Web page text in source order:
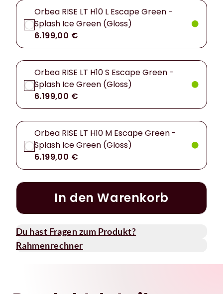
Orbea RISE LT H10 L Escape Green -
Splash Ice Green (Gloss)
6.199,00 €
Orbea RISE LT H10 S Escape Green -
Splash Ice Green (Gloss)
6.199,00 €
Orbea RISE LT H10 M Escape Green -
Splash Ice Green (Gloss)
6.199,00 €
In den Warenkorb
Du hast Fragen zum Produkt?
Rahmenrechner